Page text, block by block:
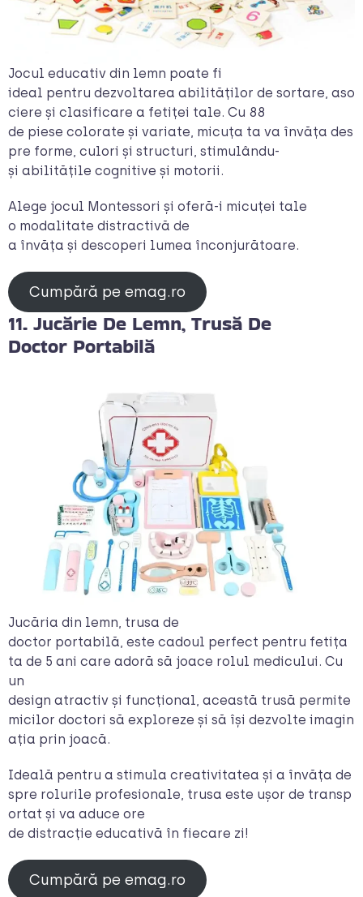
Jocul educativ din lemn poate fi
ideal pentru dezvoltarea abilităților de sortare, aso
ciere și clasificare a fetiței tale. Cu 88
de piese colorate și variate, micuța ta va învăța des
pre forme, culori și structuri, stimulându-
și abilitățile cognitive și motorii.
Alege jocul Montessori și oferă-i micuței tale
o modalitate distractivă de
a învăța și descoperi lumea înconjurătoare.
Cumpără pe emag.ro
11. Jucărie De Lemn, Trusă De
Doctor Portabilă
Jucăria din lemn, trusa de
doctor portabilă, este cadoul perfect pentru fetița
ta de 5 ani care adoră să joace rolul medicului. Cu
un
design atractiv și funcțional, această trusă permite
micilor doctori să exploreze și să își dezvolte imagin
ația prin joacă.
Ideală pentru a stimula creativitatea și a învăța de
spre rolurile profesionale, trusa este ușor de transp
ortat și va aduce ore
de distracție educativă în fiecare zi!
Cumpără pe emag.ro